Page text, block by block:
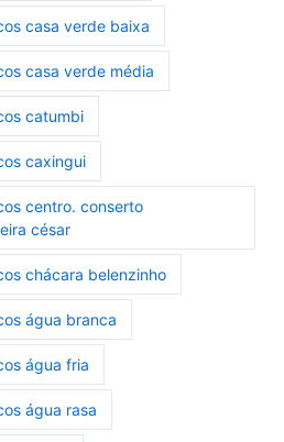
casa verde baixa
casa verde média
catumbi
caxingui
centro. conserto
césar
chácara belenzinho
água branca
água fria
água rasa